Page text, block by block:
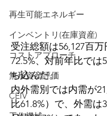
再生可能エネルギー
インベントリ(在庫資産)
コストアプローチ
無形資産評価
CEIV
受注総額は56,127百
72.5%、対前年比では
ち込んだ。
内外需別では内需が
比61.8%）で、外需は